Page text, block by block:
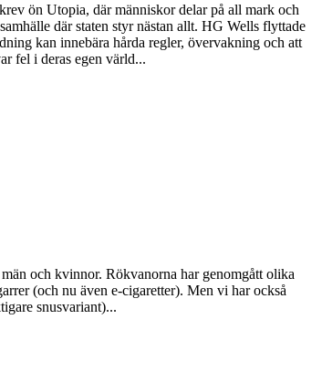
ön Utopia, där människor delar på all mark och
där staten styr nästan allt. HG Wells flyttade
kan innebära hårda regler, övervakning och att
fel i deras egen värld...
och kvinnor. Rökvanorna har genomgått olika
(och nu även e-cigaretter). Men vi har också
snusvariant)...